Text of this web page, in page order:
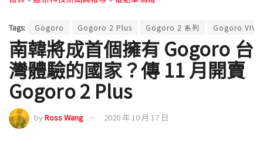
Tags: Gogoro Gogoro 2 Plus Gogoro 2 系列 Gogoro VIVA
南韓將成首個擁有 Gogoro 台
灣體驗的國家？傳 11 月開賣
Gogoro 2 Plus
byRoss Wang 2020 年 10 月 17 日